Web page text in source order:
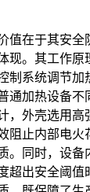
值在于其安
现。其工作
制系统调节加
通加热设备不
，外壳选用高
阻止内部电
。同时，设备
超出安全阈值